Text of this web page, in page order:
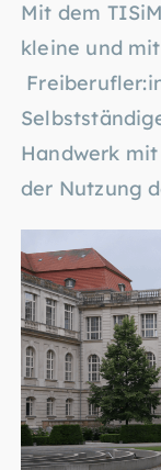
Mit dem
kleine und
Handwerk
der Nutzung